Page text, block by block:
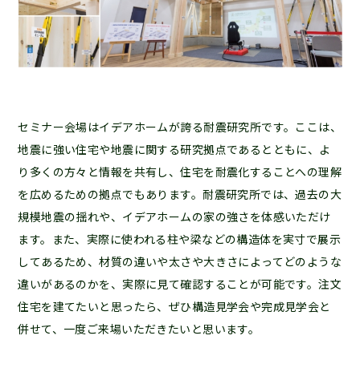
セミナー会場はイデアホームが誇る耐震研究所です。ここは、
地震に強い住宅や地震に関する研究拠点であるとともに、よ
り多くの方々と情報を共有し、住宅を耐震化することへの理解
を広めるための拠点でもあります。耐震研究所では、過去の大
規模地震の揺れや、イデアホームの家の強さを体感いただけ
ます。また、実際に使われる柱や梁などの構造体を実寸で展示
してあるため、材質の違いや太さや大きさによってどのような
違いがあるのかを、実際に見て確認することが可能です。注文
住宅を建てたいと思ったら、ぜひ構造見学会や完成見学会と
併せて、一度ご来場いただきたいと思います。